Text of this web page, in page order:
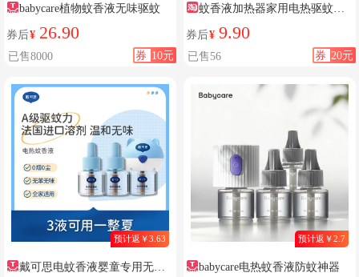
babycare植物蚊香液无味驱蚊
券后¥ 26.90
券 10元
已售8000
蚊香液加热器家用电热驱蚊液
婴儿孕妇无味防蚊液
券后¥ 9.90
券 20元
已售56
预计返￥3.63
戴可思电蚊香液婴童专用无烟
预计返￥2.7
babycare电热蚊香液防蚊神器